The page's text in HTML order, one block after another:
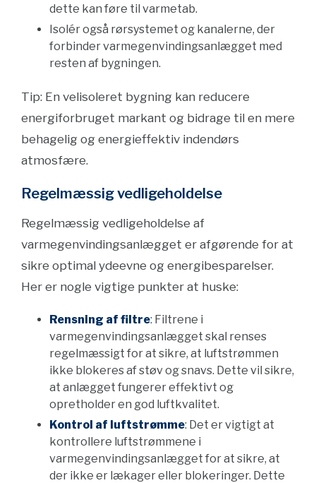
dette kan føre til varmetab.
Isolér også rørsystemet og kanalerne, der
forbinder varmegenvindingsanlægget med
resten af bygningen.
Tip: En velisoleret bygning kan reducere
energiforbruget markant og bidrage til en mere
behagelig og energieffektiv indendørs
atmosfære.
Regelmæssig vedligeholdelse
Regelmæssig vedligeholdelse af
varmegenvindingsanlægget er afgørende for at
sikre optimal ydeevne og energibesparelser.
Her er nogle vigtige punkter at huske:
Rensning af filtre: Filtrene i
varmegenvindingsanlægget skal renses
regelmæssigt for at sikre, at luftstrømmen
ikke blokeres af støv og snavs. Dette vil sikre,
at anlægget fungerer effektivt og
opretholder en god luftkvalitet.
Kontrol af luftstrømme: Det er vigtigt at
kontrollere luftstrømmene i
varmegenvindingsanlægget for at sikre, at
der ikke er lækager eller blokeringer. Dette